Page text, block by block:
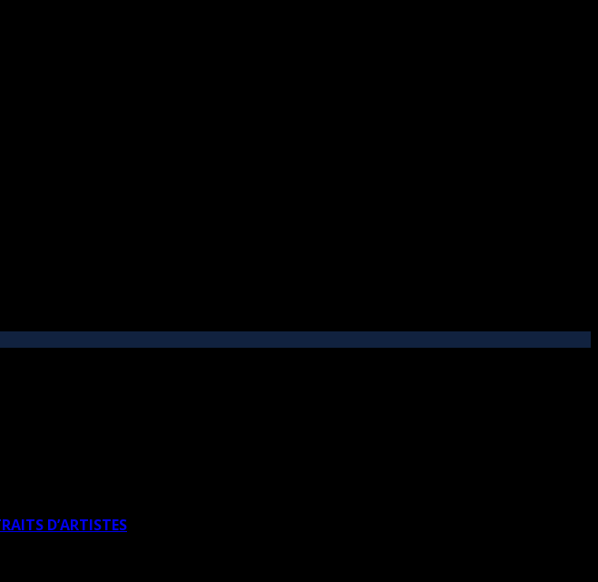
D’ARTISTES